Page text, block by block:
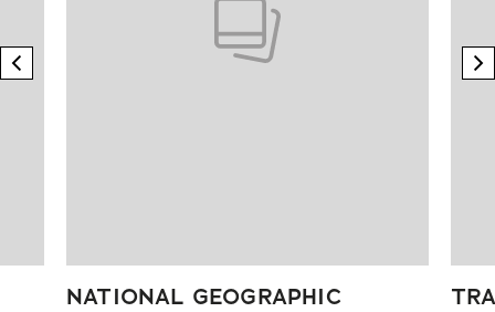
previous element
NATIONAL GEOGRAPHIC